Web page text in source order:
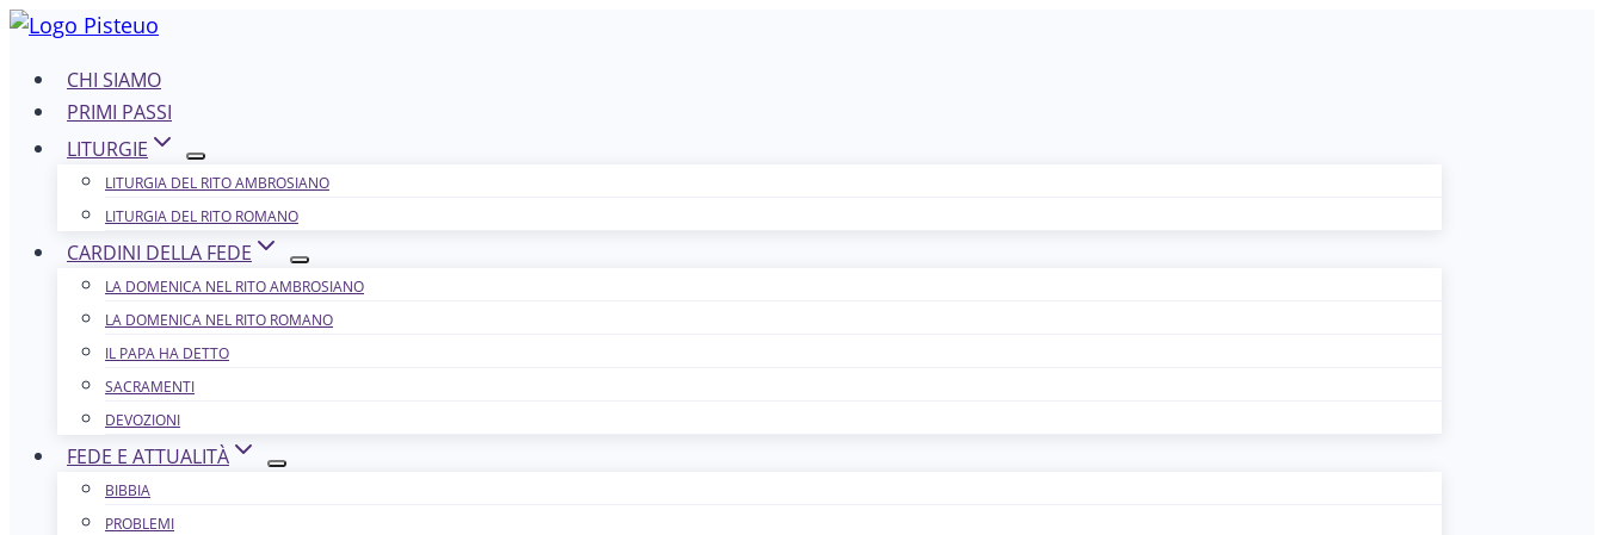
Salta
contenutoCHI SIAMO
PRIMI PASSI
LITURGIE
LITURGIA DEL RITO AMBROSIANO
LITURGIA DEL RITO ROMANO
CARDINI DELLA FEDE
LA DOMENICA NEL R​​​​​​ITO AMBROSIANO
LA DOMENICA NEL RITO ROMANO
IL PAPA HA DETTO
SACRAMENTI
DEVOZIONI
FEDE E ATTUALITÀ
BIBBIA
PROBLEMI